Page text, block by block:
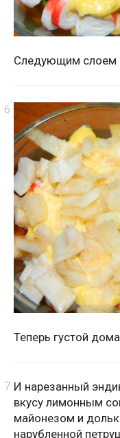
Следующим слоем
Теперь густой
И нарезанный
вкусу лимонным
майонезом и
нарубленной